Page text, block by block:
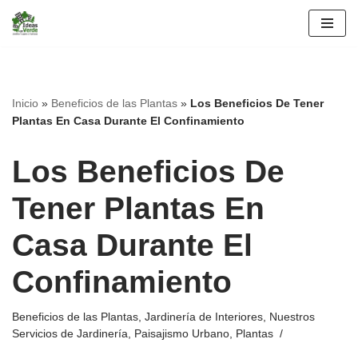
Inicio » Beneficios de las Plantas » Los Beneficios De Tener
Plantas En Casa Durante El Confinamiento
Los Beneficios De
Tener Plantas En
Casa Durante El
Confinamiento
Beneficios de las Plantas Jardinería de Interiores Nuestros
Servicios de Jardinería
Paisajismo Urbano Plantas